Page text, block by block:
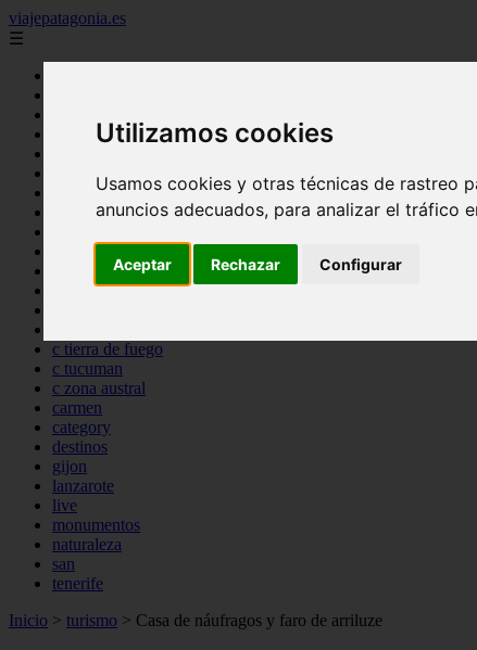
Utilizamos cookies
Usamos cookies y otras técnicas de rastreo
anuncios adecuados, para analizar el tráfico
Aceptar Rechazar Configurar
viajepatagonia.es
☰
c buenos aires
c cordoba
c entre rios
c mendoza
c neuquen
c provincias
c tierra de fuego
c tucuman
c zona austral
carmen
category
destinos
gijon
lanzarote
live
monumentos
naturaleza
san
tenerife
Inicio > turismo > Casa de náufragos y faro de arriluze